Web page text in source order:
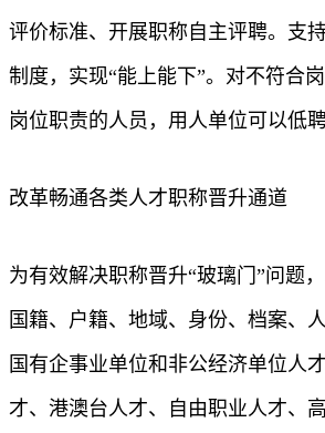
评价标准、开展职称自主评聘。支
制度，实现“能上能下”。对不符合
岗位职责的人员，用人单位可以低
改革畅通各类人才职称晋升通道
为有效解决职称晋升“玻璃门”问题
国籍、户籍、地域、身份、档案、
国有企事业单位和非公经济单位人
才、港澳台人才、自由职业人才、